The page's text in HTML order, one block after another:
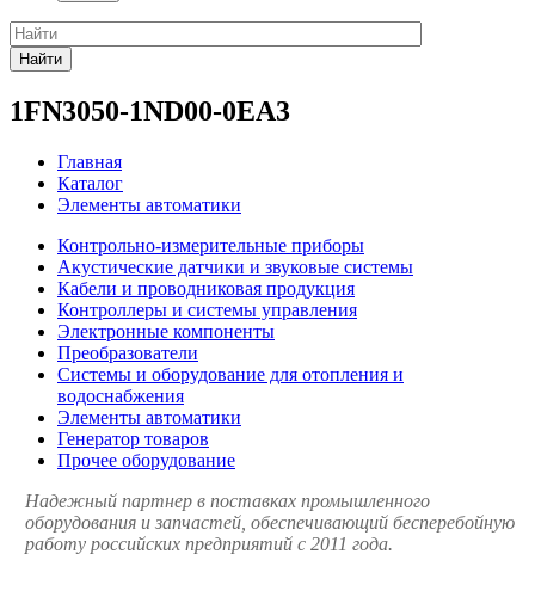
Найти
1FN3050-1ND00-0EA3
Главная
Каталог
Элементы автоматики
Контрольно-измерительные приборы
Акустические датчики и звуковые системы
Кабели и проводниковая продукция
Контроллеры и системы управления
Электронные компоненты
Преобразователи
Системы и оборудование для отопления и
водоснабжения
Элементы автоматики
Генератор товаров
Прочее оборудование
Надежный партнер в поставках промышленного
оборудования и запчастей, обеспечивающий бесперебойную
работу российских предприятий с 2011 года.